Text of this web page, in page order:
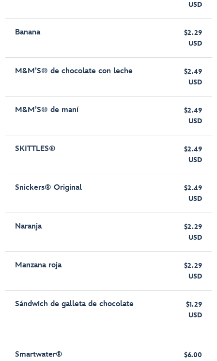
USD
Banana
$2.29
USD
M&M’S® de chocolate con leche
$2.49
USD
M&M’S® de maní
$2.49
USD
SKITTLES®
$2.49
USD
Snickers® Original
$2.49
USD
Naranja
$2.29
USD
Manzana roja
$2.29
USD
Sándwich de galleta de chocolate
$1.29
USD
Smartwater®
$6.00